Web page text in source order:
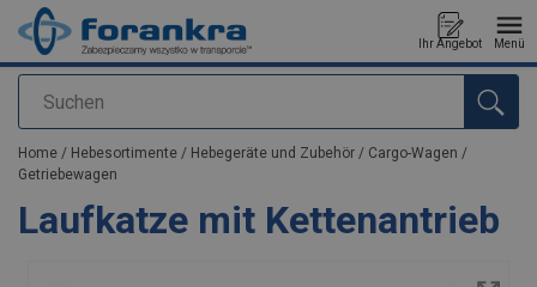
Suchen
Ihr Angebot Menü
Anfragen
Home / Hebesortimente / Hebegeräte und Zubehör / Cargo-Wagen /
Getriebewagen
Laufkatze mit Kettenantrieb